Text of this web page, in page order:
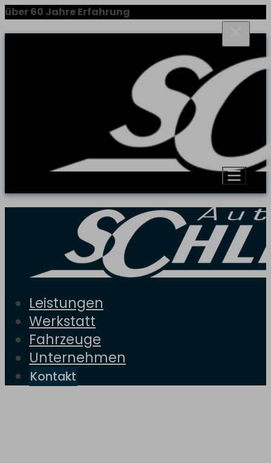
über 60 Jahre Erfahrung
Leistungen
Werkstatt
Fahrzeuge
Unternehmen
Kontakt